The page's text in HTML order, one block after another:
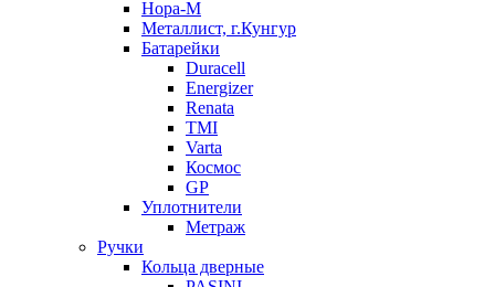
Нора-М
Металлист, г.Кунгур
Батарейки
Duracell
Energizer
Renata
TMI
Varta
Космос
GP
Уплотнители
Метраж
Ручки
Кольца дверные